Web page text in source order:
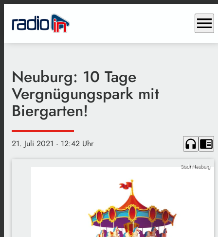
menu
Neuburg: 10 Tage
Vergnügungspark mit
Biergarten!
21. Juli 2021 · 12:42 Uhr headphones chrome_reader_mode
Stadt Neuburg